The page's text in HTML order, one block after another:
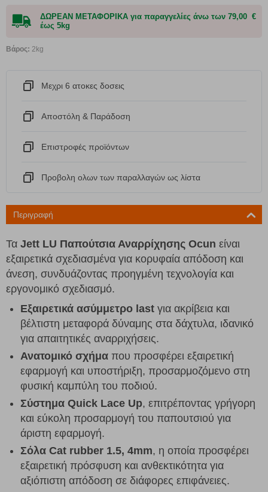
ΔΩΡΕΑΝ ΜΕΤΑΦΟΡΙΚΑ για παραγγελίες άνω των 79,00 €
έως 5kg
Βάρος: 2kg
Μεχρι 6 ατοκες δοσεις
Αποστόλη & Παράδοση
Eπιστροφές προϊόντων
Προβολη ολων των παραλλαγών ως λίστα
Περιγραφή
Τα Jett LU Παπούτσια Αναρρίχησης Ocun είναι
εξαιρετικά σχεδιασμένα για κορυφαία απόδοση και
άνεση, συνδυάζοντας προηγμένη τεχνολογία και
εργονομικό σχεδιασμό.
Εξαιρετικά ασύμμετρο last για ακρίβεια και
βέλτιστη μεταφορά δύναμης στα δάχτυλα, ιδανικό
για απαιτητικές αναρριχήσεις.
Ανατομικό σχήμα που προσφέρει εξαιρετική
εφαρμογή και υποστήριξη, προσαρμοζόμενο στη
φυσική καμπύλη του ποδιού.
Σύστημα Quick Lace Up, επιτρέποντας γρήγορη
και εύκολη προσαρμογή του παπουτσιού για
άριστη εφαρμογή.
Σόλα Cat rubber 1.5, 4mm, η οποία προσφέρει
εξαιρετική πρόσφυση και ανθεκτικότητα για
αξιόπιστη απόδοση σε διάφορες επιφάνειες.